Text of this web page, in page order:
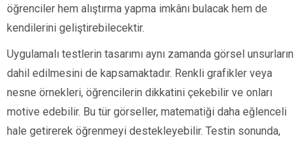
öğrenciler hem alıştırma yapma imkânı bulacak hem de
kendilerini geliştirebilecektir.
Uygulamalı testlerin tasarımı aynı zamanda görsel unsurların
dahil edilmesini de kapsamaktadır. Renkli grafikler veya
nesne örnekleri, öğrencilerin dikkatini çekebilir ve onları
motive edebilir. Bu tür görseller, matematiği daha eğlenceli
hale getirerek öğrenmeyi destekleyebilir. Testin sonunda,